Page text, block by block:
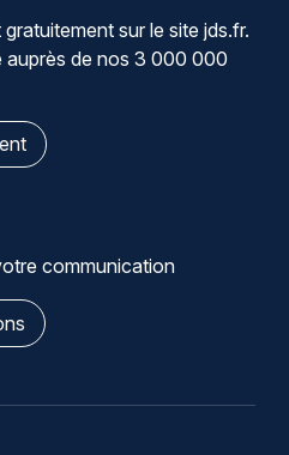
sur le site jds.fr.
auprès de nos 3 000 000
communication